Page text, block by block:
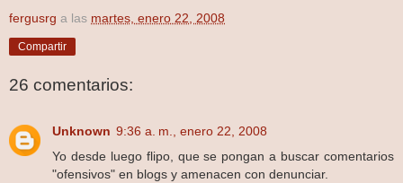
fergusrg a las martes, enero 22, 2008
Compartir
26 comentarios:
Unknown 9:36 a. m., enero 22, 2008
Yo desde luego flipo, que se pongan a buscar comentarios
"ofensivos" en blogs y amenacen con denunciar.